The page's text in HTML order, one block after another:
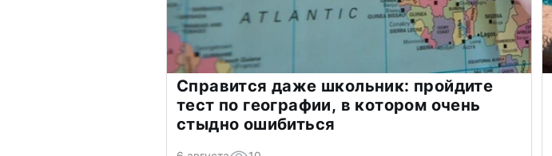
Справится даже школьник: пройдите
тест по географии, в котором очень
стыдно ошибиться